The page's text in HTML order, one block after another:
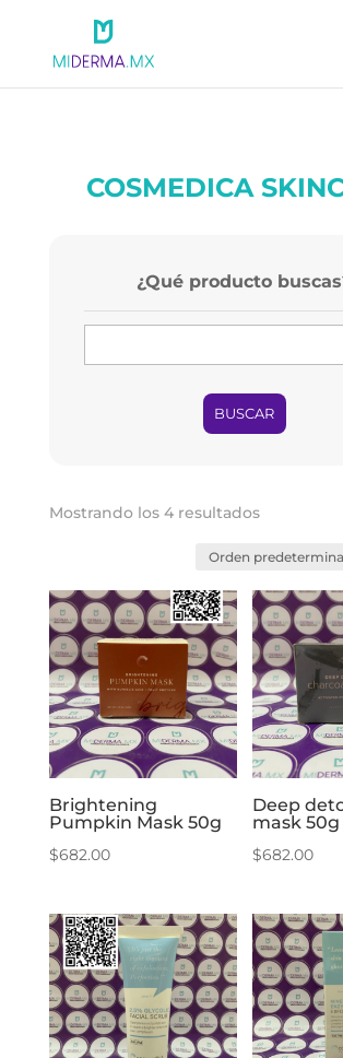
COSMEDICA
¿Qué producto
BUSCAR
Mostrando los 4 resultados
Brightening
Pumpkin Mask 50g
$682.00
Deep
mask 50g
$682.00